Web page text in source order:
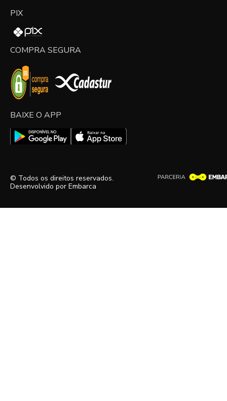
PIX
COMPRA SEGURA
BAIXE O APP
© Todos os direitos reservados.
Desenvolvido por Embarca